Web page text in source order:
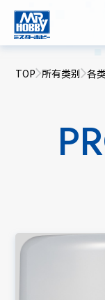
TOP 所有类别 各